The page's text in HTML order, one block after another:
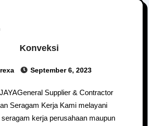
Konveksi
rexa September 6, 2023
Seragam Kerja Kami melayani
kerja perusahaan maupun